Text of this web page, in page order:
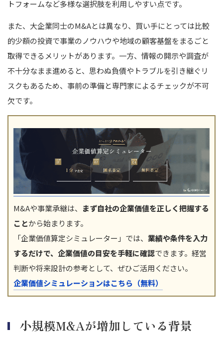
トフォームなど多様な選択肢を利用しやすい点です。
また、大企業同士のM&Aとは異なり、買い手にとっては比較
的少額の投資で事業のノウハウや地域の顧客基盤をまるごと
取得できるメリットがあります。一方、情報の開示や調査が
不十分なまま進めると、思わぬ負債やトラブルを引き継ぐリ
スクもあるため、事前の準備と専門家によるチェックが不可
欠です。
M&Aや事業承継は、 まず自社の企業価値を正しく把握する
ことから始まります。
「企業価値算定シミュレーター」では、 業績や条件を入力
するだけで、企業価値の目安を手軽に確認できます。経営
判断や将来設計の参考として、ぜひご活用ください。
企業価値シミュレーションはこちら（無料）
小規模M&Aが増加している背景